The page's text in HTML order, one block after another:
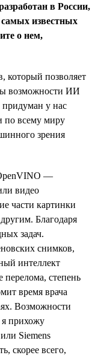
в России,
самых известных
о нем,
позволяет
возможности ИИ
придуман у нас
по всему миру
зрения
—
видео
части картинки
Благодаря
задач.
снимков,
интеллект
перелома, степень
время врача
Возможности
прихожу
Siemens
скорее всего,